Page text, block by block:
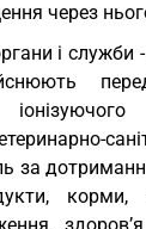
через
і служби
за
корми,